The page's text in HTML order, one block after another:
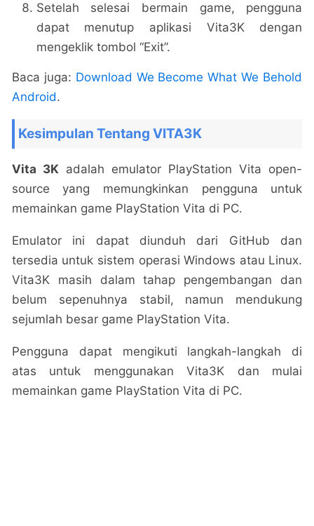
Setelah selesai bermain game, pengguna
dapat menutup aplikasi Vita3K dengan
mengeklik tombol “Exit”.
Baca juga: Download We Become What We Behold
Android.
Kesimpulan Tentang VITA3K
Vita 3Kadalah emulator PlayStation Vita open-
source yang memungkinkan pengguna untuk
memainkan game PlayStation Vita di PC.
Emulator ini dapat diunduh dari GitHub dan
tersedia untuk sistem operasi Windows atau Linux.
Vita3K masih dalam tahap pengembangan dan
belum sepenuhnya stabil, namun mendukung
sejumlah besar game PlayStation Vita.
Pengguna dapat mengikuti langkah-langkah di
atas untuk menggunakan Vita3K dan mulai
memainkan game PlayStation Vita di PC.